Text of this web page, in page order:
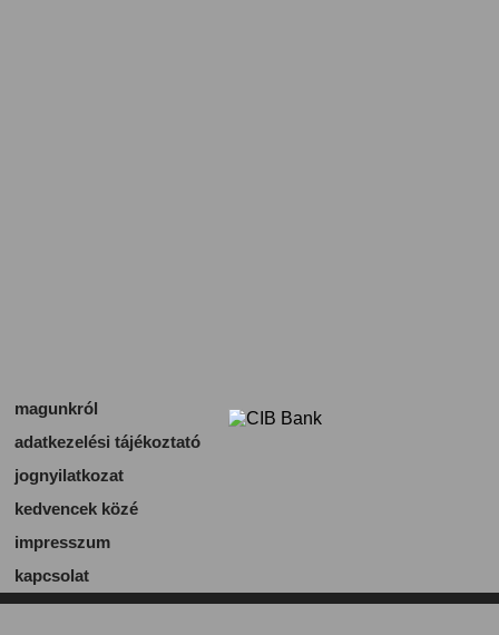
magunkról
adatkezelési tájékoztató
jognyilatkozat
kedvencek közé
impresszum
kapcsolat